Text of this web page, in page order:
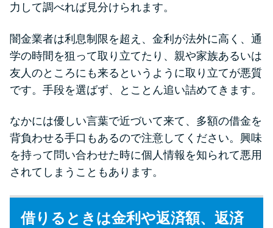
力して調べれば見分けられます。
闇金業者は利息制限を超え、金利が法外に高く、通
学の時間を狙って取り立てたり、親や家族あるいは
友人のところにも来るというように取り立てが悪質
です。手段を選ばず、とことん追い詰めてきます。
なかには優しい言葉で近づいて来て、多額の借金を
背負わせる手口もあるので注意してください。興味
を持って問い合わせた時に個人情報を知られて悪用
されてしまうこともあります。
借りるときは金利や返済額、返済